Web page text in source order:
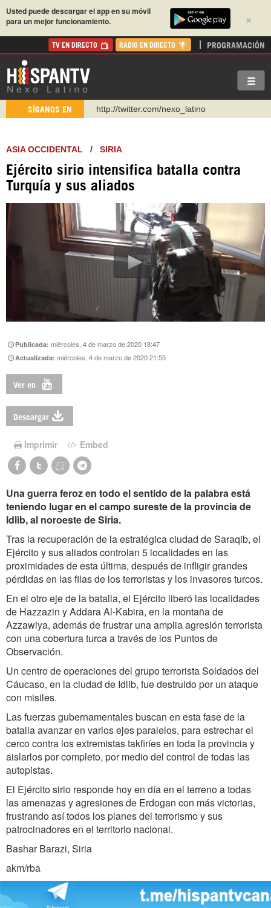
×
Usted puede descargar el app en su móvil
para un mejor funcionamiento.
TV EN DIRECTO RADIO EN DIRECTO PROGRAMACIÓN
SÍGANOS EN
https://t.me/hispantvcanal
WhatsApp y Viber: +98 921 79 29 404
Instagram como: hispan_tv
https://www.facebook.com/Nexolatino.Canal
http://twitter.com/nexo_latino
ASIA OCCIDENTAL / SIRIA
Ejército sirio intensifica batalla contra
Turquía y sus aliados
Publicada:miércoles, 4 de marzo de 2020 18:47
Actualizada:miércoles, 4 de marzo de 2020 21:55
Ver en
Descargar
Imprimir Embed
Una guerra feroz en todo el sentido de la palabra está
teniendo lugar en el campo sureste de la provincia de
Idlib, al noroeste de Siria.
Tras la recuperación de la estratégica ciudad de Saraqib, el
Ejército y sus aliados controlan 5 localidades en las
proximidades de esta última, después de infligir grandes
pérdidas en las filas de los terroristas y los invasores turcos.
En el otro eje de la batalla, el Ejército liberó las localidades
de Hazzazin y Addara Al-Kabira, en la montaña de
Azzawiya, además de frustrar una amplia agresión terrorista
con una cobertura turca a través de los Puntos de
Observación.
Un centro de operaciones del grupo terrorista Soldados del
Cáucaso, en la ciudad de Idlib, fue destruido por un ataque
con misiles.
Las fuerzas gubernamentales buscan en esta fase de la
batalla avanzar en varios ejes paralelos, para estrechar el
cerco contra los extremistas takfiríes en toda la provincia y
aislarlos por completo, por medio del control de todas las
autopistas.
El Ejército sirio responde hoy en día en el terreno a todas
las amenazas y agresiones de Erdogan con más victorias,
frustrando así todos los planes del terrorismo y sus
patrocinadores en el territorio nacional.
Bashar Barazi, Siria
akm/rba